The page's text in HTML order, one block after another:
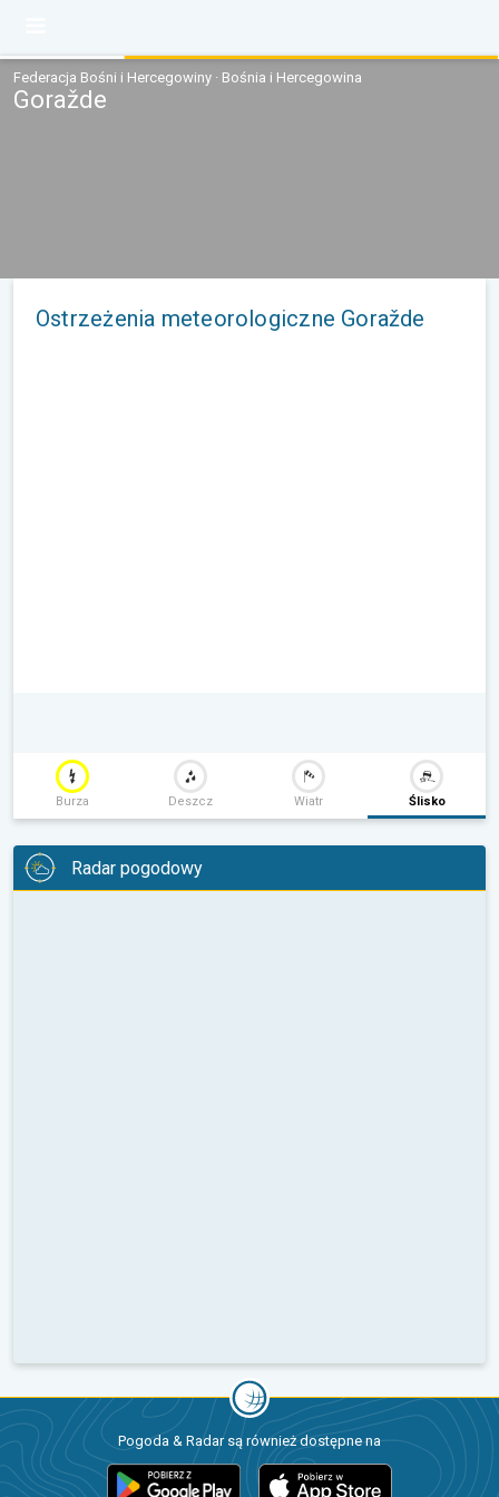
Federacja Bośni i Hercegowiny · Bośnia i Hercegowina
Goražde
Ostrzeżenia meteorologiczne Goražde
Burza Deszcz Wiatr Ślisko
Radar pogodowy
Pogoda & Radar są również dostępne na